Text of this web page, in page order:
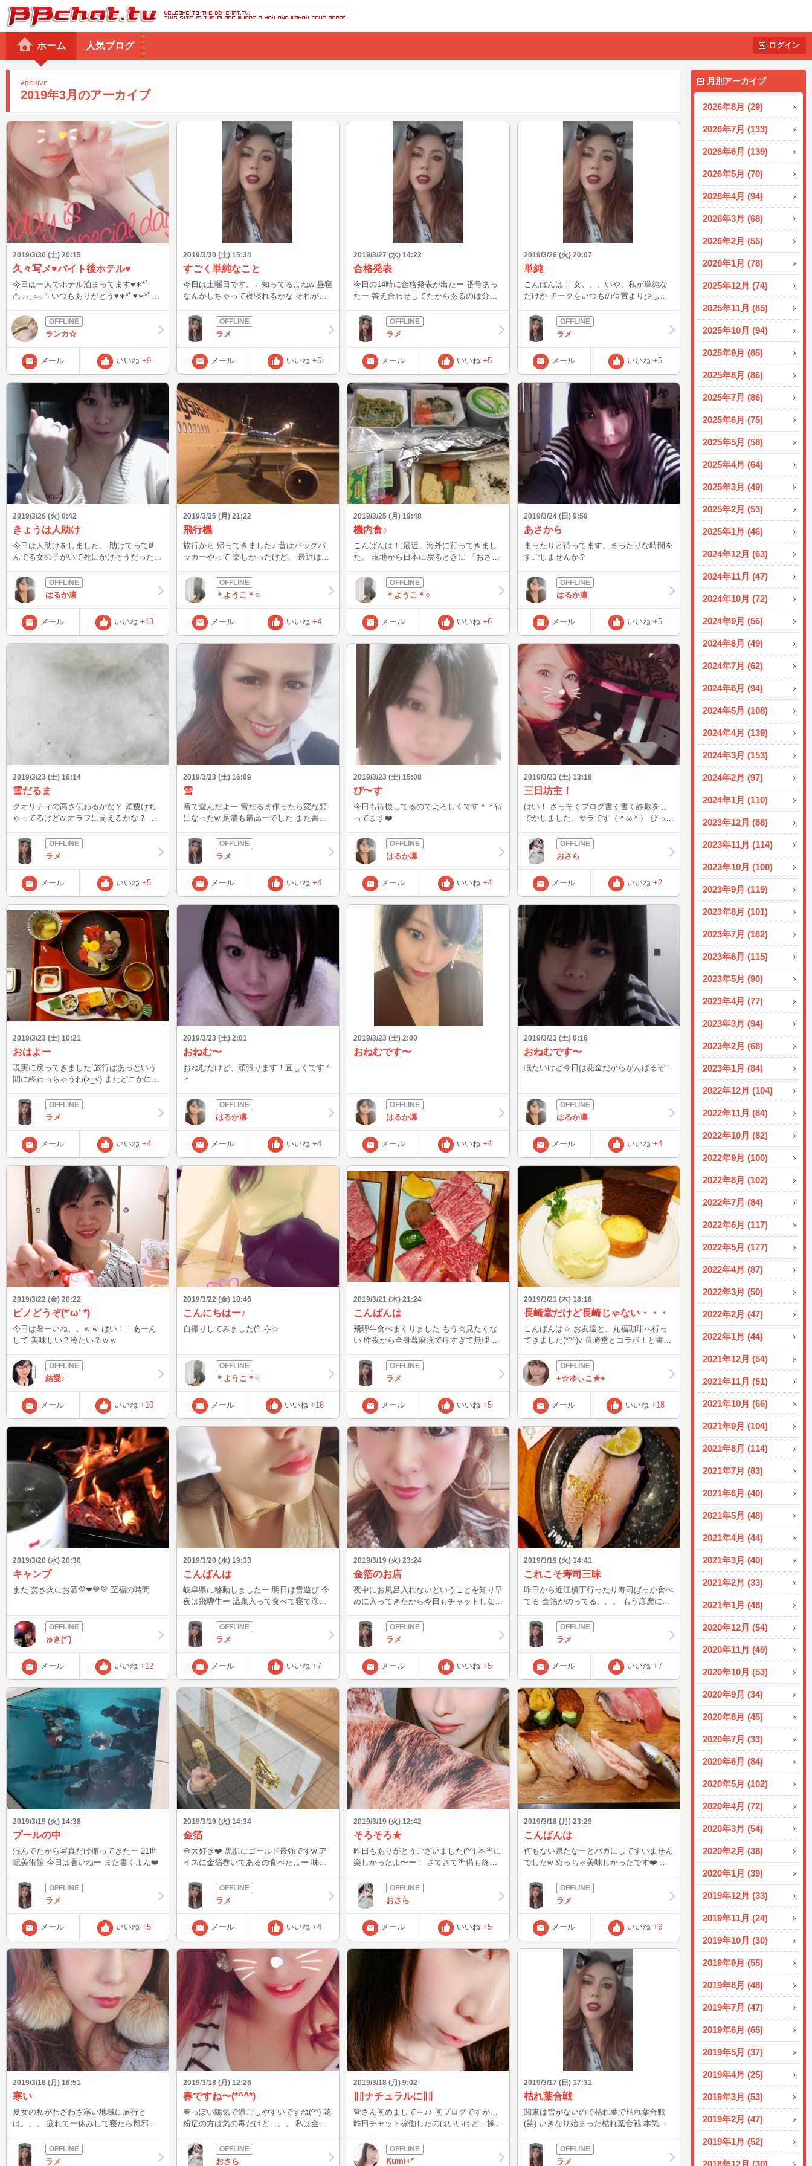
BBchatTV
ホーム 人気ブログ ログイン
月別アーカイブ
2026年8月 (29)
2026年7月 (133)
2026年6月 (139)
2026年5月 (70)
2026年4月 (94)
2026年3月 (68)
2026年2月 (55)
2026年1月 (78)
2025年12月 (74)
2025年11月 (85)
2025年10月 (94)
2025年9月 (85)
2025年8月 (86)
2025年7月 (86)
2025年6月 (75)
2025年5月 (58)
2025年4月 (64)
2025年3月 (49)
2025年2月 (53)
2025年1月 (46)
2024年12月 (63)
2024年11月 (47)
2024年10月 (72)
2024年9月 (56)
2024年8月 (49)
2024年7月 (62)
2024年6月 (94)
2024年5月 (108)
2024年4月 (139)
2024年3月 (153)
2024年2月 (97)
2024年1月 (110)
2023年12月 (88)
2023年11月 (114)
2023年10月 (100)
2023年9月 (119)
2023年8月 (101)
2023年7月 (162)
2023年6月 (115)
2023年5月 (90)
2023年4月 (77)
2023年3月 (94)
2023年2月 (68)
2023年1月 (84)
2022年12月 (104)
2022年11月 (84)
2022年10月 (82)
2022年9月 (100)
2022年8月 (102)
2022年7月 (84)
2022年6月 (117)
2022年5月 (177)
2022年4月 (87)
2022年3月 (50)
2022年2月 (47)
2022年1月 (44)
2021年12月 (54)
2021年11月 (51)
2021年10月 (66)
2021年9月 (104)
2021年8月 (114)
2021年7月 (83)
2021年6月 (40)
2021年5月 (48)
2021年4月 (44)
2021年3月 (40)
2021年2月 (33)
2021年1月 (48)
2020年12月 (54)
2020年11月 (49)
2020年10月 (53)
2020年9月 (34)
2020年8月 (45)
2020年7月 (33)
2020年6月 (84)
2020年5月 (102)
2020年4月 (72)
2020年3月 (54)
2020年2月 (38)
2020年1月 (39)
2019年12月 (33)
2019年11月 (24)
2019年10月 (30)
2019年9月 (55)
2019年8月 (48)
2019年7月 (47)
2019年6月 (65)
2019年5月 (37)
2019年4月 (25)
2019年3月 (53)
2019年2月 (47)
2019年1月 (52)
2018年12月 (30)
2019年3月のアーカイブ
ARCHIVE
2019/3/30 (土) 20:15
久々写メ♥︎︎バイト後ホテル♥︎︎
今日は一人でホテル泊まってます♥︎︎∗︎*ﾟ
₍ᐢ⸝⸝› ̫ ‹⸝⸝ᐢ₎ いつもありがとう♥︎︎∗︎*ﾟ♥︎︎∗︎*ﾟ
ランカ☆
メール いいね +9
2019/3/30 (土) 15:34
すごく単純なこと
今日は土曜日です。←知ってるよねw 昼寝
なんかしちゃって夜寝れるかな それが寝
に戻りたいなーと思ってしまうほど老けて
しまったのか 見た目は純粋ぢゃなかった
けど今思うと純粋だったなーって。好きな
人からの着信を真夏の果実にすると叶うよ
って言われて皆真夏の果実にしてたなー
(笑) 今も好き勝手やっているように見えて
大人になっちゃったから昔のように勢いで
決めたり今日と明日で一気に環境変えたり
ってできなくなった。自分の気持ちは押し
殺してやらなきゃいけないことをやる。こ
れ大人だから当たり前なんでしょ(笑)あー
ぁ、自由に自分が思うままに進めたらいい
なーって思ってしまう。中身がまだまだ子
供です(笑) 今夜last night でも眠らnight ま
た書くよん❤️
ラメ
メール いいね +5
2019/3/27 (水) 14:22
合格発表
今日の14時に合格発表が出たー 番号あっ
たー 答え合わせしてたからあるのは分か
ったかなーとかドキドキしてたから安心し
た 今日は朝から汗だくで大変だったけど
ゆっくり過ごそう あっ、マイナンバーっ
て皆あるでしょ？ あれって紙？カード？
どっち持ってるのかな また書くよん❤️
ラメ
メール いいね +5
2019/3/26 (火) 20:07
単純
こんばんは！ 女。。。いや、私が単純な
だけか チークをいつもの位置より少し下
いじゃんって気付いてテンションが上がる
w 久しぶりに夕方近くにインした 夜もイ
ンします❤️ このペースで土曜日までイン
するの続けばいいけど、、、 また書くよ
ラメ
メール いいね +5
2019/3/26 (火) 0:42
きょうは人助け
今日は人助けをしました。 助けてって叫
んでる女の子がいて死にかけそうだったの
ままだけど、命が助かってよかったです。
良いお友達になってあげたいな＾＾
はるか凛
メール いいね +13
2019/3/25 (月) 21:22
飛行機
旅行から 帰ってきました♪ 昔はバックパ
ッカーやって 楽しかったけど、 最近はス
のようなどきどきが減ってきました、、。
＊ようこ＊○
メール いいね +4
2019/3/25 (月) 19:48
機内食♪
こんばんは！ 最近、海外に行ってきまし
た。 現地から日本に戻るときに 「おさ
は私だけかしら ？？
＊ようこ＊○
メール いいね +6
2019/3/24 (日) 9:59
あさから
まったりと待ってます。まったりな時間を
すごしませんか？
はるか凛
メール いいね +5
2019/3/23 (土) 16:14
雪だるま
クオリティの高さ伝わるかな？ 頬痩けち
ゃってるけどw オラフに見えるかな？ 怖
ラメ
メール いいね +5
2019/3/23 (土) 16:09
雪
雪で遊んだよー 雪だるま作ったら変な顔
になったw 足湯も最高ーでした また書く
ラメ
メール いいね +4
2019/3/23 (土) 15:08
ぴ〜す
今日も待機してるのでよろしくです＾＾待
ってます❤️
はるか凛
メール いいね +4
2019/3/23 (土) 13:18
三日坊主！
はい！ さっそくブログ書く書く詐欺をし
でかしました。サラです（＾ω＾） ぴった
ね、会員様に読んでるよ！読んだよ！って
お声を頂いてね、すっごく嬉しかったんだ
よ！！ それでも書かん私は強者だな
(⌒▽⌒) 本日は14時半くらいからのインに
なります♪ そのあと一回落ちて、夜もイン
する予定ですよ〜(*^^*) すぐ落ちるか
しています♪ ほいじゃ、またねー！ お化
粧するぞお★
おさら
メール いいね +2
2019/3/23 (土) 10:21
おはよー
現実に戻ってきました 旅行はあっという
間に終わっちゃうね(>_<) またどこかに行
い(^^) また書くよん❤️
ラメ
メール いいね +4
2019/3/23 (土) 2:01
おねむ〜
おねむだけど、頑張ります！宜しくです＾
＾
はるか凛
メール いいね +4
2019/3/23 (土) 2:00
おねむです〜
はるか凛
メール いいね +4
2019/3/23 (土) 0:16
おねむです〜
眠たいけど今日は花金だからがんばるぞ！
はるか凛
メール いいね +4
2019/3/22 (金) 20:22
ピノどうぞ(*‘ω‘ *)
今日は暑ーいね。。ｗｗ はい！！あーん
して 美味しい？冷たい？ｗｗ
結愛♪
メール いいね +10
2019/3/22 (金) 18:46
こんにちはー♪
自撮りしてみました(^_-)-☆
＊ようこ＊○
メール いいね +16
2019/3/21 (木) 21:24
こんばんは
飛騨牛食べまくりました もう肉見たくな
い 昨夜から全身蕁麻疹で痒すぎて無理 辛
ラメ
メール いいね +5
2019/3/21 (木) 18:18
長崎堂だけど長崎じゃない・・・
こんばんは☆ お友達と、丸福珈琲へ行っ
てきました(*^^)v 長崎堂とコラボ！と書い
がいらっしゃるので嬉しくなってこちらを
注文しました♪ コーヒー味のカステラでと
ても美味しかったので 長崎堂を調べてみ
ると・・・ ？？大阪本店って書いてあり
ました・・・。 (._.)
+☆ゆぃこ★+
メール いいね +18
2019/3/20 (水) 20:30
キャンプ
また 焚き火にお酒💜❤💙💚 至福の時間
ゅき(*¨)
メール いいね +12
2019/3/20 (水) 19:33
こんばんは
岐阜県に移動しましたー 明日は雪遊び 今
夜は飛騨牛ー 温泉入って食べて寝て彦麿
ラメ
メール いいね +7
2019/3/19 (火) 23:24
金箔のお店
夜中にお風呂入れないということを知り早
めに入ってきたから今日もチャットしない
夜は凄い広いお部屋 旅行だから夜更かし
したいけど睡魔には勝てない 歳だ
ね。。。 この先夜勤とかできるだろうか
実習中一回だけ夜勤やったけど指導者の男
の人優しすぎて寝てていいよって言うから
普通に爆睡してたし起きてられるか心配過
ぎる しかも寝てたのに朝方コーヒー買っ
てきてくれてお疲れ様ーって声かけてくれ
たけど全然お疲れちゃうねんって思いなが
らもありがとうございますって言ったよね
w また書くよん❤️
ラメ
メール いいね +5
2019/3/19 (火) 14:41
これこそ寿司三昧
昨日から近江横丁行ったり寿司ばっか食べ
てる 金箔がのってる。。。 もう彦麿にな
ラメ
メール いいね +7
2019/3/19 (火) 14:38
プールの中
混んでたから写真だけ撮ってきたー 21世
紀美術館 今日は暑いねー また書くよん❤️
ラメ
メール いいね +5
2019/3/19 (火) 14:34
金箔
金大好き❤️ 黒肌にゴールド最強ですw ア
イスに金箔巻いてあるの食べたよー 味は
ん❤️
ラメ
メール いいね +4
2019/3/19 (火) 12:42
そろそろ★
昨日もありがとうございました(^^) 本当に
楽しかったよ〜ー！ さてさて準備も終わ
よろしくお願いしますね（＾Ｏ＾）
おさら
メール いいね +5
2019/3/18 (月) 23:29
こんばんは
何もない県だなーとバカにしてすいません
でしたw めっちゃ美味しかったです❤️ 最
うだった チャット誘ってくれた人、、、
明日ならチャレンジしてみます(笑) また書
くよん❤️
ラメ
メール いいね +6
2019/3/18 (月) 16:51
寒い
夏女の私がわざわざ寒い地域に旅行と
は。。。 疲れて一休みして寝たら風邪引
人しく寝ようかな 携帯からインできたら
しよかな♪ 車で飲み物こぼしてズボン汚しラメ
2019/3/18 (月) 12:26
春ですね〜(*^^*)
春っぽい陽気で過ごしやすいですね(^^) 花
粉症の方は気の毒だけど…。。 私は全く
す。なんで？ さてさて、先週のお礼にな
ってしまいますが優しいお兄様方ありがと
おさら
2019/3/18 (月) 9:02
∥∥ナチュラルに∥∥
皆さん初めまして～♪♪ 初ブログですが…
昨日チャット稼働したのはいいけど…操作
まだまだ素人な私です＊＊ 最近はナチュ
ラルなメイクにハマっているのですが～も
Kumi+*
2019/3/17 (日) 17:31
枯れ葉合戦
関東は雪がないので枯れ葉で枯れ葉合戦
(笑) いきなり始まった枯れ葉合戦 本気の
くるの怖いな。。。 最近、自分に自信が
持てなくてやる気も失っててリフレッシュ
ラメ